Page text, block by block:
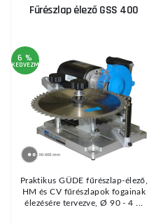
Fűrészlap élező GSS 400
6 %
KEDVEZMÉNY
Praktikus GÜDE fűrészlap-élező,
HM és CV fűrészlapok fogainak
élezésére tervezve, Ø 90 - 4 ...